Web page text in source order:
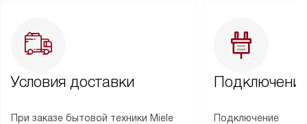
Условия доставки
При заказе бытовой техники Miele
Подключение